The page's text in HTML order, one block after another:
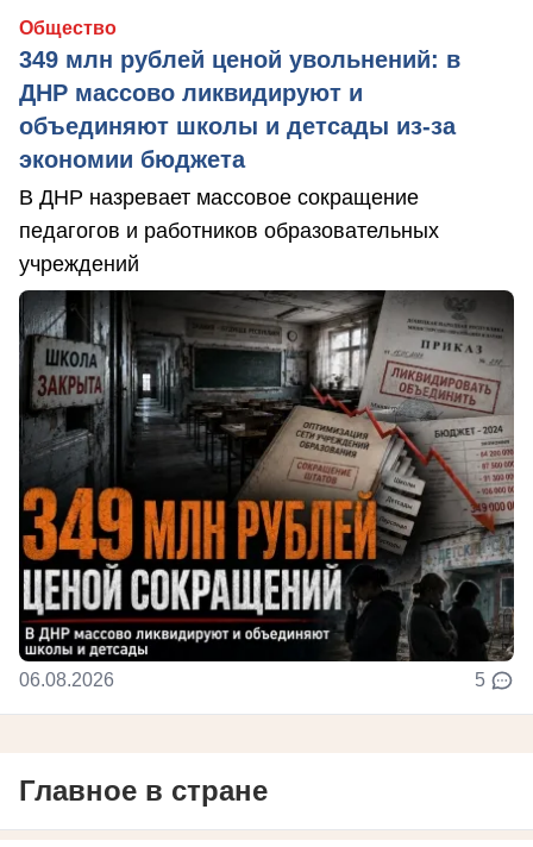
Общество
349 млн рублей ценой увольнений: в
ДНР массово ликвидируют и
объединяют школы и детсады из-за
экономии бюджета
В ДНР назревает массовое сокращение
педагогов и работников образовательных
учреждений
06.08.2026 5
Главное в стране